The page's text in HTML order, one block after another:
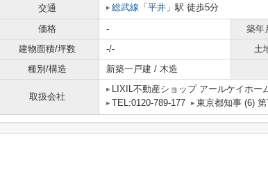
交通
総武線 「 平井 」駅 徒歩5分
価格 - 築年
建物面積/坪数
-/- 土
種別/構造
新築一戸建 / 木造
取扱会社
LIXIL不動産ショップ アールケイホー
TEL:0120-789-177
東京都知事 (6)